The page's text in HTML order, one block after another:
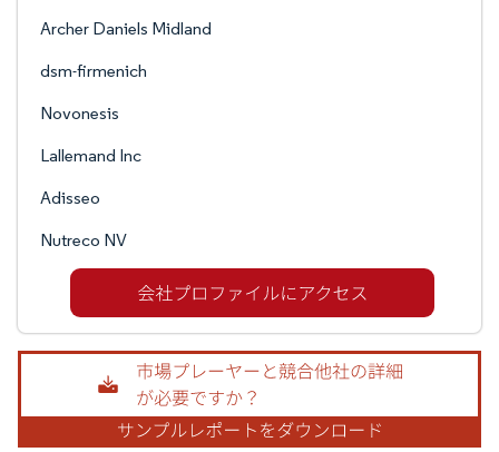
Archer Daniels Midland
dsm-firmenich
Novonesis
Lallemand Inc
Adisseo
Nutreco NV